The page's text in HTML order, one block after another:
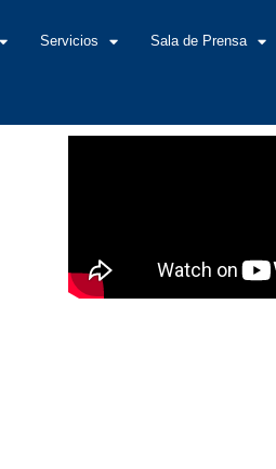
Servicios Sala de Prensa